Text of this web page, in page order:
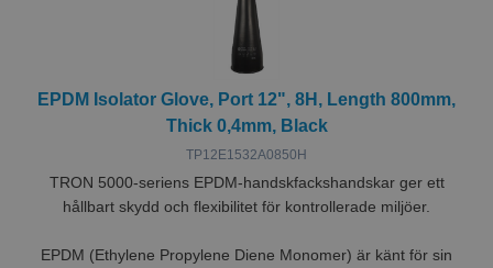
EPDM Isolator Glove, Port 12", 8H, Length 800mm,
Thick 0,4mm, Black
TP12E1532A0850H
TRON 5000-seriens EPDM-handskfackshandskar ger ett
hållbart skydd och flexibilitet för kontrollerade miljöer.
EPDM (Ethylene Propylene Diene Monomer) är känt för sin